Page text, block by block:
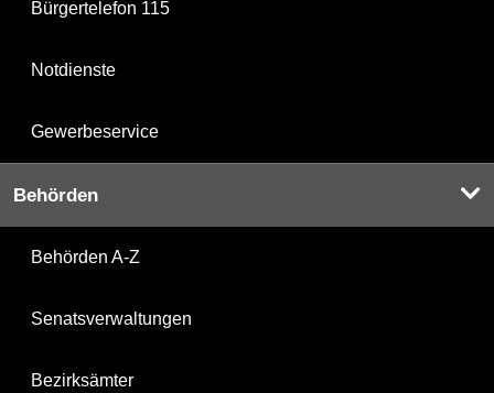
Bürgertelefon 115
Notdienste
Gewerbeservice
Behörden
Behörden A-Z
Senatsverwaltungen
Bezirksämter